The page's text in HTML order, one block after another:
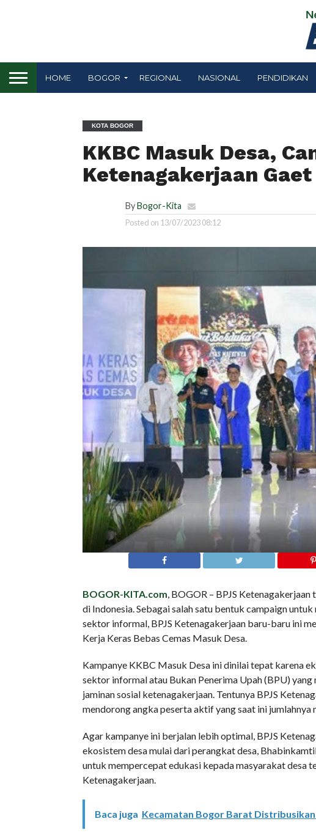
HOME BOGOR REGIONAL NASIONAL PENDIDIKAN
KOTA BOGOR
KKBC Masuk Desa,
Ketenagakerjaan
ByBogor-Kita
Posted on 13/07/2023 08:12
BOGOR-KITA.com, BOGOR – BPJS
di Indonesia. Sebagai salah satu bentuk campaign
sektor informal, BPJS Ketenagakerjaan baru-baru ini
Kerja Keras Bebas Cemas Masuk Desa.
Kampanye KKBC Masuk Desa ini dinilai tepat karena
sektor informal atau Bukan Penerima Upah (BPU)
jaminan sosial ketenagakerjaan. Tentunya BPJS
mendorong angka peserta aktif yang saat ini jumlahnya
Agar kampanye ini berjalan lebih optimal, BPJS
ekosistem desa mulai dari perangkat desa,
untuk mempercepat edukasi kepada masyarakat desa
Ketenagakerjaan.
Baca juga Kecamatan Bogor Barat Distribusikan